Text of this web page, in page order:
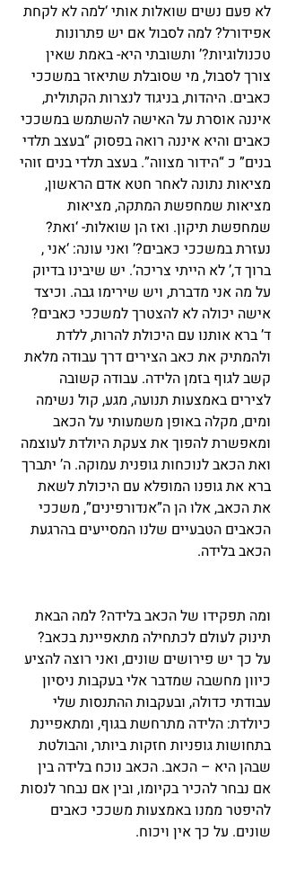
לא פעם נשים שואלות אותי ‘למה לא לקחת
אפידורל? למה לסבול אם יש פתרונות
טכנולוגיות?’ ותשובתי היא- באמת שאין
צורך לסבול, מי שסובלת שתיאזר במשככי
כאבים. היהדות, בניגוד לנצרות הקתולית,
איננה אוסרת על האישה להשתמש במשככי
כאבים והיא איננה רואה בפסוק “בעצב תלדי
בנים” כ “הידור מצווה”. בעצב תלדי בנים זוהי
מציאות נתונה לאחר חטא אדם הראשון,
מציאות שמחפשת המתקה, מציאות
שמחפשת תיקון. ואז הן שואלות- ‘ואת?
נעזרת במשככי כאבים?’ ואני עונה: ‘אני ,
ברוך ד,’ לא הייתי צריכה’. יש שיבינו בדיוק
על מה אני מדברת, ויש שירימו גבה. וכיצד
אישה יכולה לא להצטרך למשככי כאבים?
ד’ ברא אותנו עם היכולת להרות, ללדת
ולהמתיק את כאב הצירים דרך עבודה מלאת
קשב לגוף בזמן הלידה. עבודה קשובה
לצירים באמצעות תנועה, מגע, קול נשימה
ומים, מקלה באופן משמעותי על הכאב
ומאפשרת להפוך את צעקת היולדת לעוצמה
ואת הכאב לנוכחות גופנית עמוקה. ה’ יתברך
ברא את גופנו המופלא עם היכולת לשאת
את הכאב, אלו הן ה”אנדורפינים”, משככי
הכאבים הטבעיים שלנו המסייעים בהרגעת
הכאב בלידה.
ומה תפקידו של הכאב בלידה? למה הבאת
תינוק לעולם לכתחילה מתאפיינת בכאב?
על כך יש פירושים שונים, ואני רוצה להציע
כיוון מחשבה שמדבר אלי בעקבות ניסיון
עבודתי כדולה, ובעקבות ההתנסות שלי
כיולדת: הלידה מתרחשת בגוף, ומתאפיינת
בתחושות גופניות חזקות ביותר, והבולטת
שבהן היא – הכאב. הכאב נוכח בלידה בין
אם נבחר להכיר בקיומו, ובין אם נבחר לנסות
להיפטר ממנו באמצעות משככי כאבים
שונים. על כך אין ויכוח.